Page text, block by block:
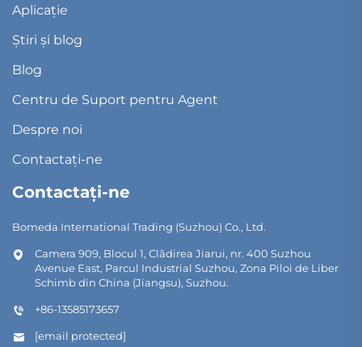
Aplicație
Știri și blog
Blog
Centru de Suport pentru Agent
Despre noi
Contactați-ne
Contactați-ne
Bomeda International Trading (Suzhou) Co., Ltd.
Camera 909, Blocul 1, Clădirea Jiarui, nr. 400 Suzhou
Avenue East, Parcul Industrial Suzhou, Zona Piloi de Liber
Schimb din China (Jiangsu), Suzhou.
+86-13585173657
[email protected]